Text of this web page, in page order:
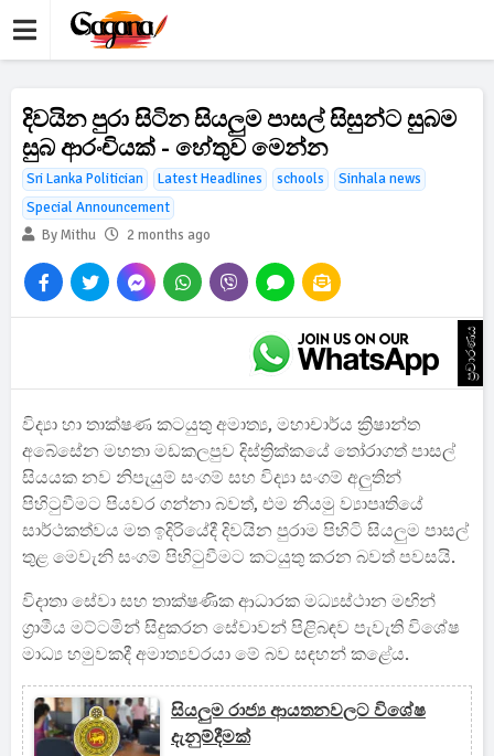
දිවයින පුරා සිටින සියලුම පාසල් සිසුන්ට සුබම
සුබ ආරංචියක් - හේතුව මෙන්න
Sri Lanka Politician Latest Headlines schools
Sinhala news
Special Announcement
By Mithu
2 months ago
ප්‍රචාරණය
විද්‍යා හා තාක්ෂණ කටයුතු අමාත්‍ය, මහාචාර්ය ක්‍රිෂාන්ත
අබේසේන මහතා මඩකලපුව දිස්ත්‍රික්කයේ තෝරාගත් පාසල්
සියයක නව නිපැයුම් සංගම් සහ විද්‍යා සංගම් අලුතින්
පිහිටුවීමට පියවර ගන්නා බවත්, එම නියමු ව්‍යාපෘතියේ
සාර්ථකත්වය මත ඉදිරියේදී දිවයින පුරාම පිහිටි සියලුම පාසල්
තුළ මෙවැනි සංගම් පිහිටුවීමට කටයුතු කරන බවත් පවසයි.
විදාතා සේවා සහ තාක්ෂණික ආධාරක මධ්‍යස්ථාන මඟින්
ග්‍රාමීය මට්ටමින් සිදුකරන සේවාවන් පිළිබඳව පැවැති විශේෂ
මාධ්‍ය හමුවකදී අමාත්‍යවරයා මේ බව සඳහන් කළේය.
සියලුම රාජ්‍ය ආයතනවලට විශේෂ
දැනුම්දීමක්